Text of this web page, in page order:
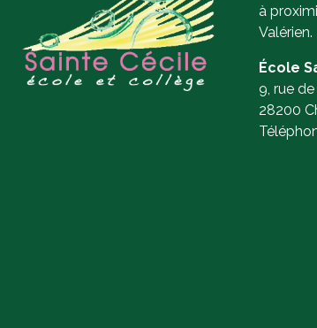
à
Valérien.
École
9, rue
28200